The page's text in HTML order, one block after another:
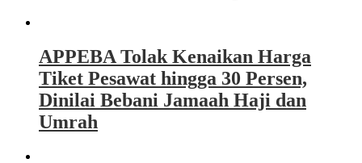
APPEBA Tolak Kenaikan Harga
Tiket Pesawat hingga 30 Persen,
Dinilai Bebani Jamaah Haji dan
Umrah